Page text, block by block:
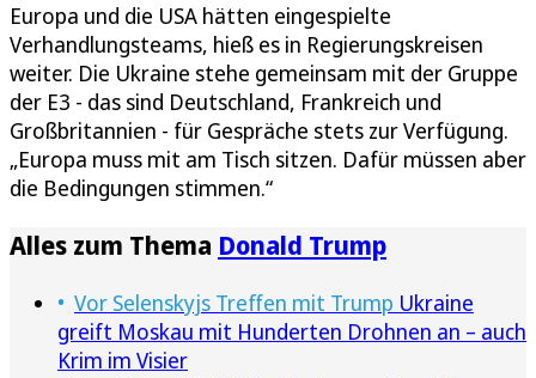
Europa und die USA hätten eingespielte
Verhandlungsteams, hieß es in Regierungskreisen
weiter. Die Ukraine stehe gemeinsam mit der Gruppe
der E3 - das sind Deutschland, Frankreich und
Großbritannien - für Gespräche stets zur Verfügung.
„Europa muss mit am Tisch sitzen. Dafür müssen aber
die Bedingungen stimmen.“
Alles zum Thema Donald Trump
Vor Selenskyjs Treffen mit Trump Ukraine
greift Moskau mit Hunderten Drohnen an – auch
Krim im Visier